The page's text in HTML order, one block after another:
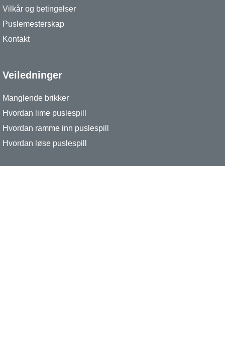
Vilkår og betingelser
Puslemesterskap
Kontakt
Veiledninger
Manglende brikker
Hvordan lime puslespill
Hvordan ramme inn puslespill
Hvordan løse puslespill